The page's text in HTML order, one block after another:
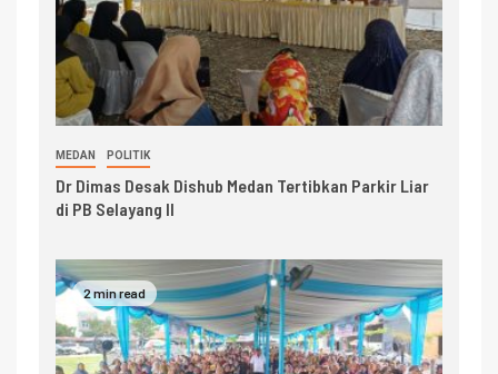
MEDAN POLITIK
Dr Dimas Desak Dishub Medan Tertibkan Parkir Liar
di PB Selayang II
2 min read